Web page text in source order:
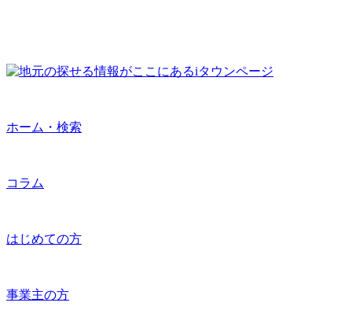
ホーム・検索
コラム
はじめての方
事業主の方